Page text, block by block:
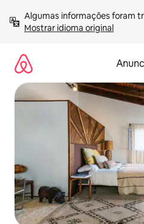
para
Mostrar idioma original